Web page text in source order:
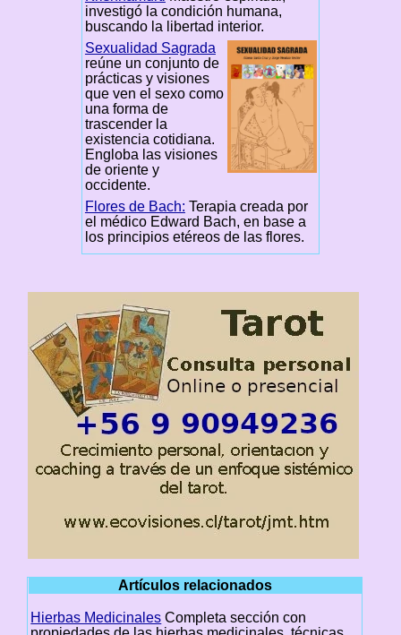
investigó la condición humana,
buscando la libertad interior.
Sexualidad Sagrada
reúne un conjunto de
prácticas y visiones
que ven el sexo como
una forma de
trascender la
existencia cotidiana.
Engloba las visiones
de oriente y
occidente.
Flores de Bach: Terapia creada por
el médico Edward Bach, en base a
los principios etéreos de las flores.
Artículos relacionados
Hierbas Medicinales Completa sección con